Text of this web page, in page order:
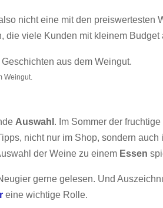
nicht eine mit den preiswertesten
die viele Kunden mit kleinem Budget
Weingut.
Auswahl . Im Sommer der
nicht nur im Shop, sondern
der Weine zu einem Essen
gerne gelesen. Und
eine wichtige Rolle.